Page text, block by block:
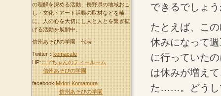
できるでしょ
たとえば、こ
休みになって
に行っていた
は休みが増え
た……。どうし
の理解を深める活動、長野県の地域おこ
し・文化・アート活動の取材などを軸
に、人の心を大切にし人と人とを繋ぎ拡
げる活動を展開中。
信州あそびの学園 代表
Twitter：komacafe
HP:コマちゃんのティールーム
信州あそびの学園
facebook:Midori Komamura
信州あそびの学園